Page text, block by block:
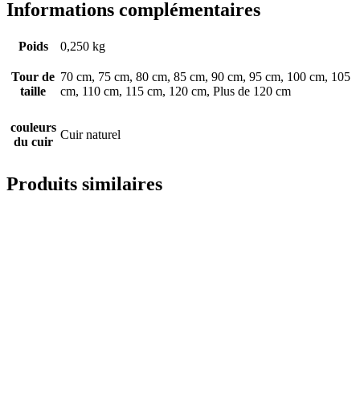
Informations complémentaires
Poids 0,250 kg
Tour de
taille
70 cm, 75 cm, 80 cm, 85 cm, 90 cm, 95 cm, 100 cm, 105
cm, 110 cm, 115 cm, 120 cm, Plus de 120 cm
couleurs
du cuir
Cuir naturel
Produits similaires